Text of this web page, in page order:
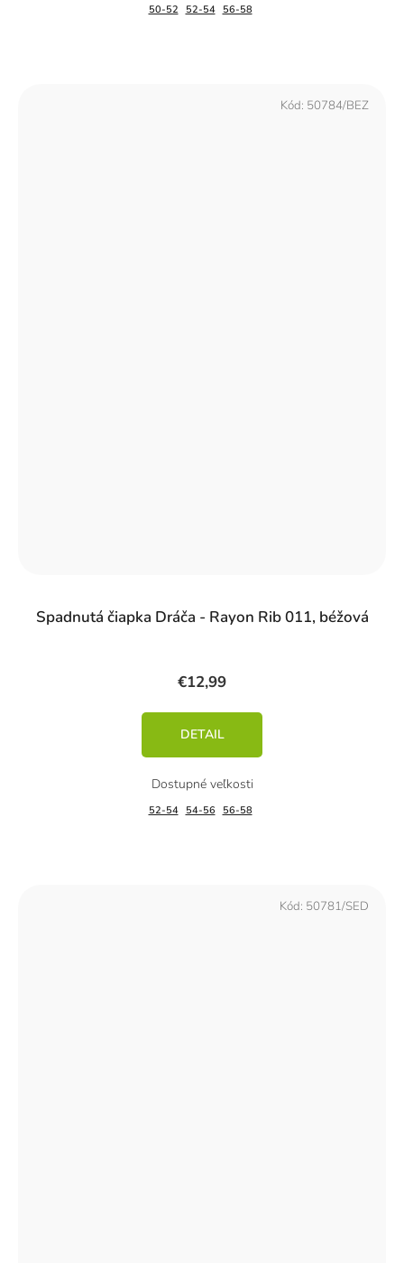
50-52 52-54 56-58
Spadnutá čiapka Dráča - Rayon Rib 011, béžová
€12,99
DETAIL
52-54 54-56 56-58
Kód: 50784/BEZ
Kód: 50781/SED